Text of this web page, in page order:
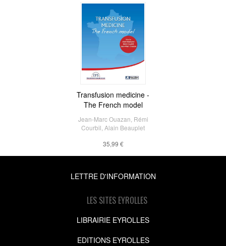
Transfusion medicine -
The French model
Jean-Marc Ouazan Rémi
Courbil Alain Beauplet
35,99 €
LETTRE D'INFORMATION
LES SITES EYROLLES
LIBRAIRIE EYROLLES
EDITIONS EYROLLES